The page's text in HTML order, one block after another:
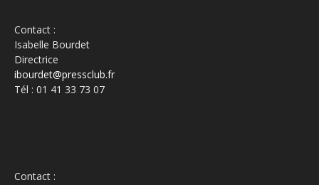
Contact :
Isabelle Bourdet
Directrice
ibourdet@pressclub.fr
Tél : 01 41 33 73 07
Contact :